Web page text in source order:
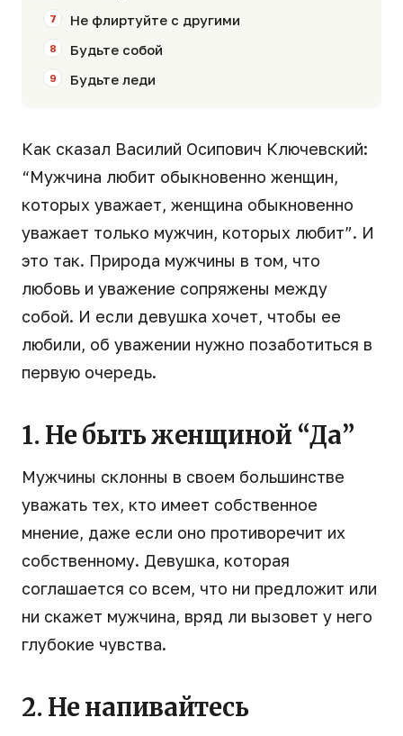
Не флиртуйте с другими
Будьте собой
Будьте леди
Как сказал Василий Осипович Ключевский:
“Мужчина любит обыкновенно женщин,
которых уважает, женщина обыкновенно
уважает только мужчин, которых любит”. И
это так. Природа мужчины в том, что
любовь и уважение сопряжены между
собой. И если девушка хочет, чтобы ее
любили, об уважении нужно позаботиться в
первую очередь.
1. Не быть женщиной “Да”
Мужчины склонны в своем большинстве
уважать тех, кто имеет собственное
мнение, даже если оно противоречит их
собственному. Девушка, которая
соглашается со всем, что ни предложит или
ни скажет мужчина, вряд ли вызовет у него
глубокие чувства.
2. Не напивайтесь